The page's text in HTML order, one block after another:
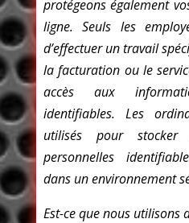
protégeons également
ligne. Seuls les
d’effectuer un travail
la facturation ou le
accès aux
identifiables. Les
utilisés pour stocker
personnelles
dans un environnement
Est-ce que nous utilisons